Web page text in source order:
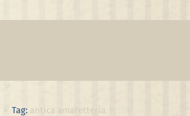
> Tag: antica amaretteria